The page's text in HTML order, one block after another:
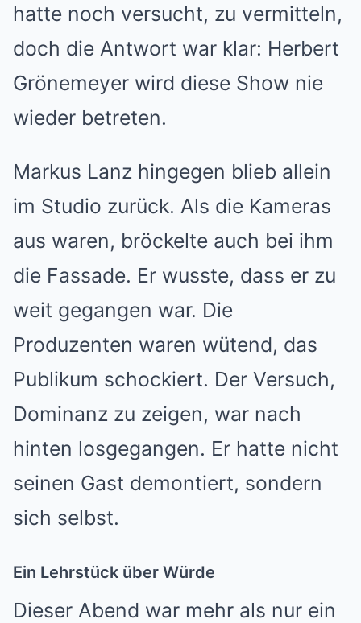
hatte noch versucht, zu vermitteln,
doch die Antwort war klar: Herbert
Grönemeyer wird diese Show nie
wieder betreten.
Markus Lanz hingegen blieb allein
im Studio zurück. Als die Kameras
aus waren, bröckelte auch bei ihm
die Fassade. Er wusste, dass er zu
weit gegangen war. Die
Produzenten waren wütend, das
Publikum schockiert. Der Versuch,
Dominanz zu zeigen, war nach
hinten losgegangen. Er hatte nicht
seinen Gast demontiert, sondern
sich selbst.
Ein Lehrstück über Würde
Dieser Abend war mehr als nur ein